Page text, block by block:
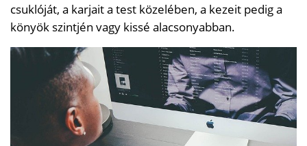
csuklóját, a karjait a test közelében, a kezeit pedig a
könyök szintjén vagy kissé alacsonyabban.